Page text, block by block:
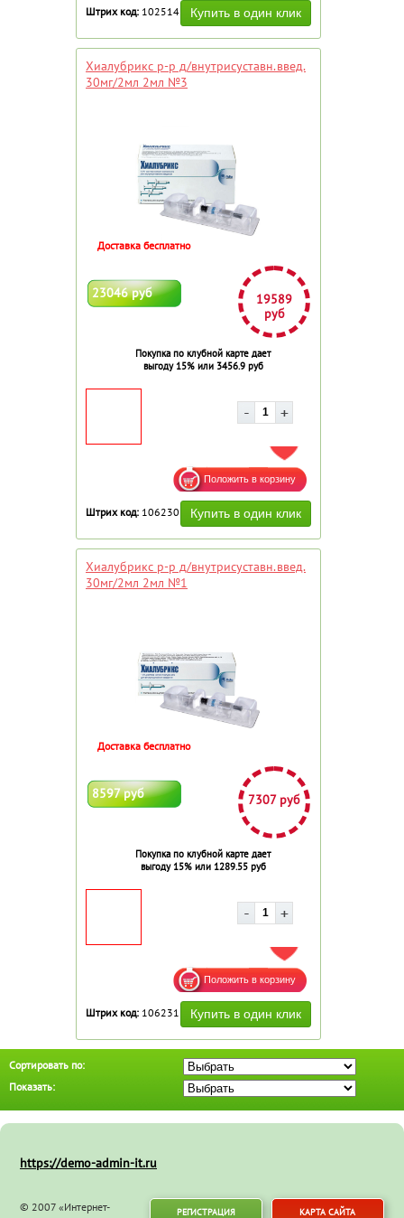
Штрих код: 102514
Хиалубрикс р-р д/внутрисуставн.введ.
30мг/2мл 2мл №3
23046 руб
19589
руб
Покупка по клубной карте дает
выгоду 15% или 3456.9 руб
Доставка бесплатно
ДОБАВИТЬ В ИЗБРАННОЕ
Штрих код: 106230
Хиалубрикс р-р д/внутрисуставн.введ.
30мг/2мл 2мл №1
8597 руб 7307 руб
Покупка по клубной карте дает
выгоду 15% или 1289.55 руб
Доставка бесплатно
ДОБАВИТЬ В ИЗБРАННОЕ
Штрих код: 106231
Сортировать по:
Показать:
https://demo-admin-it.ru
© 2007 «Интернет-
РЕГИСТРАЦИЯ КАРТА САЙТА